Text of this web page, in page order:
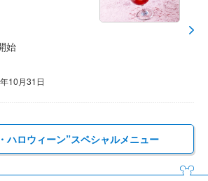
始
10月31日
ハロウィーン”スペシャルメニュー